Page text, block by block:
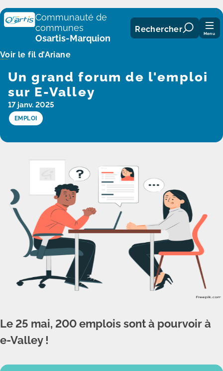
Panneau de gestion des cookies
Communauté de
communes
Osartis-Marquion
Rechercher Menu
Voir le fil d’Ariane
Un grand forum de l'emploi
sur E-Valley
17 janv. 2025
EMPLOI
Le 25 mai, 200 emplois sont à pourvoir à
e-Valley !